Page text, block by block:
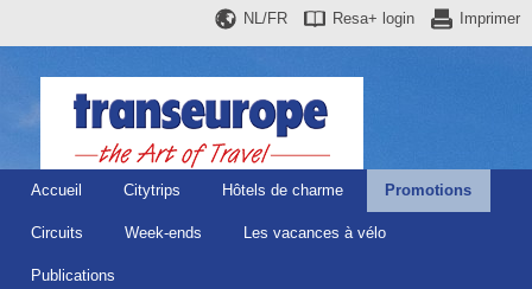
Imprimer
Resa+ login
NL/FR
Accueil Citytrips Hôtels de charme Promotions
Circuits Week-ends Les vacances à vélo
Publications